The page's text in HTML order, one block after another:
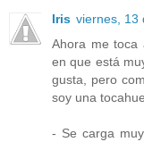
Iris viernes, 13
Ahora me toca
en que está
gusta, pero
soy una
- Se carga